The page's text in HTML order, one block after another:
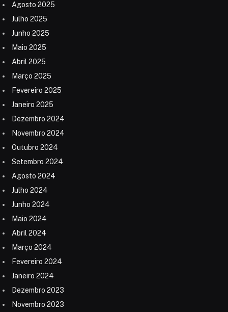
Agosto 2025
Julho 2025
Junho 2025
Maio 2025
Abril 2025
Março 2025
Fevereiro 2025
Janeiro 2025
Dezembro 2024
Novembro 2024
Outubro 2024
Setembro 2024
Agosto 2024
Julho 2024
Junho 2024
Maio 2024
Abril 2024
Março 2024
Fevereiro 2024
Janeiro 2024
Dezembro 2023
Novembro 2023